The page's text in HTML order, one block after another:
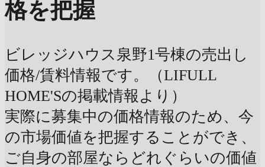
格を把握
ビレッジハウス泉野1号棟の売出し
価格/賃料情報です。（LIFULL
HOME'Sの掲載情報より）
実際に募集中の価格情報のため、今
の市場価値を把握することができ、
ご自身の部屋ならどれぐらいの価値